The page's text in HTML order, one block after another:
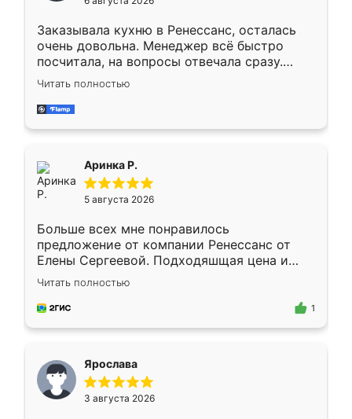
мебели буду заказывать только здесь.
Заказывала кухню в Ренессанс, осталась
очень довольна. Менеджер всё быстро
посчитала, на вопросы отвечала сразу.
Замерщик приехал в субботу, подошёл к
делу со всей ответственностью. Собрали
за день, ребята работали аккуратно, даже
Читать полностью
Аринка Р.
5 августа 2026
Больше всех мне понравилось
предложение от компании Ренессанс от
Елены Сергеевой. Подходяшщая цена и
короткие сроки изготовления. Приехавший
для замера сотрудник Владислав
предложил по моему эскизу самый
Читать полностью
1
Ярослава
3 августа 2026